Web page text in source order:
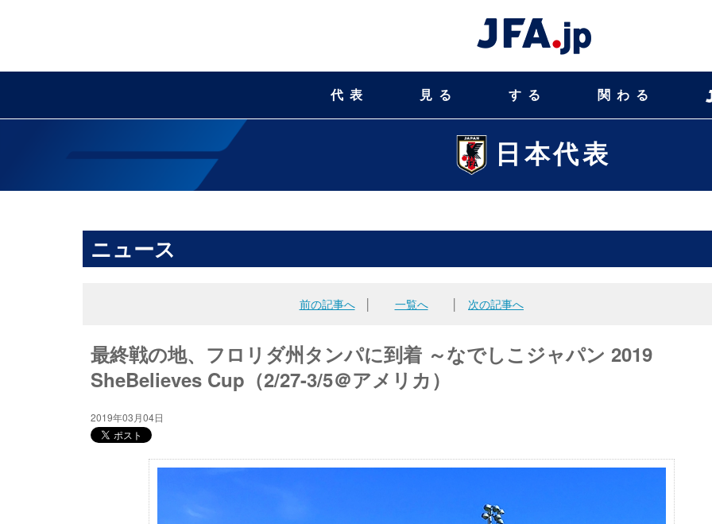
代表 見る する 関わる
日本代表
ニュース
前の記事へ│ 一覧へ 次の記事へ
最終戦の地、フロリダ州タンパに到着 ～なでしこジャパン 2019
SheBelieves Cup（2/27-3/5＠アメリカ）
2019年03月04日